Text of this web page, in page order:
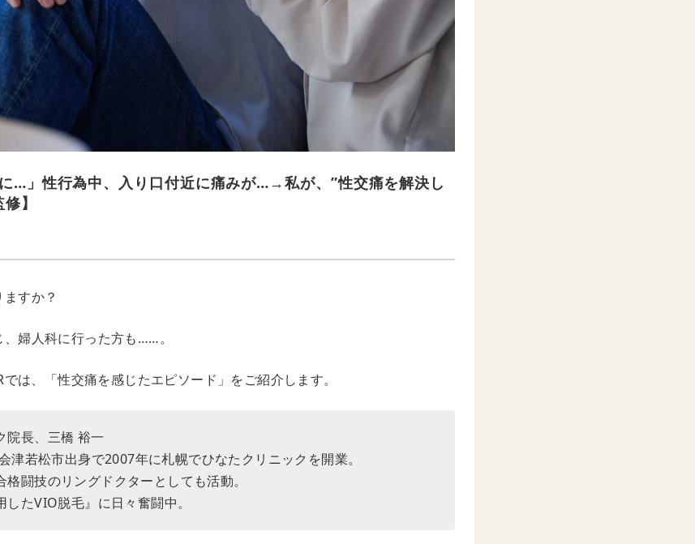
に…」性行為中、入り口付近に痛みが…→私が、”性交痛を解決し
】
すか？
婦人科に行った方も……。
は、「性交痛を感じたエピソード」をご紹介します。
院長、三橋 裕一
津若松市出身で2007年に札幌でひなたクリニックを開業。
闘技のリングドクターとしても活動。
たVIO脱毛』に日々奮闘中。